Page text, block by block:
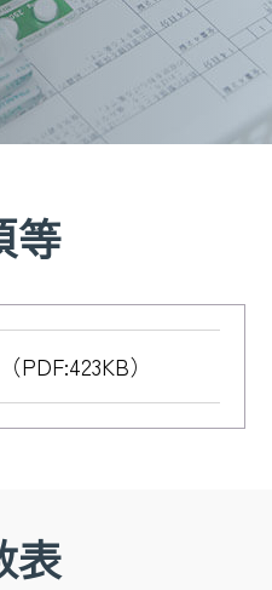
等
PDF:423KB）
表